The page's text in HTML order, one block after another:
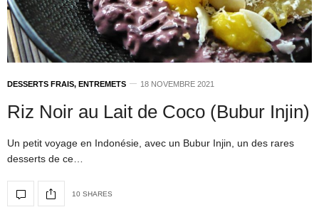
DESSERTS FRAIS, ENTREMETS 18 NOVEMBRE 2021
Riz Noir au Lait de Coco (Bubur Injin)
Un petit voyage en Indonésie, avec un Bubur Injin, un des rares
desserts de ce…
10 SHARES